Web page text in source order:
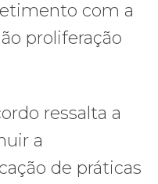
com a
proliferação
ressalta a
a
de práticas